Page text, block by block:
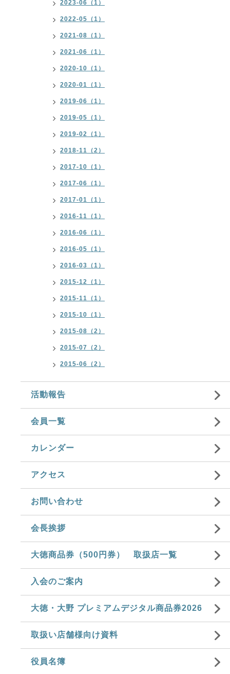
2023-06（1）
2022-05（1）
2021-08（1）
2021-06（1）
2020-10（1）
2020-01（1）
2019-06（1）
2019-05（1）
2019-02（1）
2018-11（2）
2017-10（1）
2017-06（1）
2017-01（1）
2016-11（1）
2016-06（1）
2016-05（1）
2016-03（1）
2015-12（1）
2015-11（1）
2015-10（1）
2015-08（2）
2015-07（2）
2015-06（2）
活動報告
会員一覧
カレンダー
アクセス
お問い合わせ
会長挨拶
大徳商品券（500円券） 取扱店一覧
入会のご案内
大徳・大野 プレミアムデジタル商品券2026
取扱い店舗様向け資料
役員名簿